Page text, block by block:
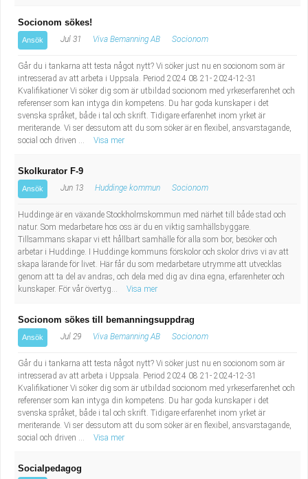
Socionom sökes!
Ansök Jul 31 Viva Bemanning AB Socionom
Går du i tankarna att testa något nytt? Vi söker just nu en socionom som är
intresserad av att arbeta i Uppsala. Period 2024 08 21- 2024-12-31
Kvalifikationer Vi söker dig som är utbildad socionom med yrkeserfarenhet och
referenser som kan intyga din kompetens. Du har goda kunskaper i det
svenska språket, både i tal och skrift. Tidigare erfarenhet inom yrket är
meriterande. Vi ser dessutom att du som söker är en flexibel, ansvarstagande,
social och driven ...
Visa mer
Skolkurator F-9
Ansök Jun 13 Huddinge kommun Socionom
Huddinge är en växande Stockholmskommun med närhet till både stad och
natur. Som medarbetare hos oss är du en viktig samhällsbyggare.
Tillsammans skapar vi ett hållbart samhälle för alla som bor, besöker och
arbetar i Huddinge. I Huddinge kommuns förskolor och skolor drivs vi av att
skapa lärande för livet. Här får du som medarbetare utrymme att utvecklas
genom att ta del av andras, och dela med dig av dina egna, erfarenheter och
kunskaper. För vår övertyg...
Visa mer
Socionom sökes till bemanningsuppdrag
Ansök Jul 29 Viva Bemanning AB Socionom
Går du i tankarna att testa något nytt? Vi söker just nu en socionom som är
intresserad av att arbeta i Uppsala. Period 2024 08 21- 2024-12-31
Kvalifikationer Vi söker dig som är utbildad socionom med yrkeserfarenhet och
referenser som kan intyga din kompetens. Du har goda kunskaper i det
svenska språket, både i tal och skrift. Tidigare erfarenhet inom yrket är
meriterande. Vi ser dessutom att du som söker är en flexibel, ansvarstagande,
social och driven ...
Visa mer
Socialpedagog